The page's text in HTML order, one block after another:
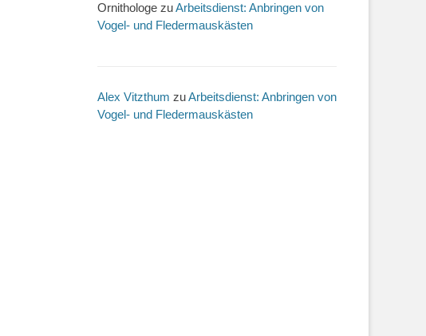
Ornithologe zuArbeitsdienst: Anbringen von
Vogel- und Fledermauskästen
Alex Vitzthum zuArbeitsdienst: Anbringen von
Vogel- und Fledermauskästen